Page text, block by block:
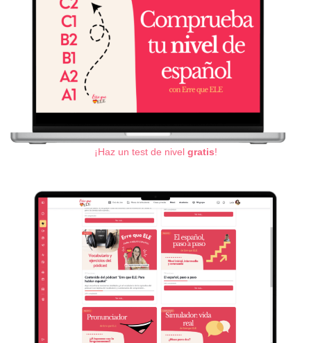
¡Haz un test de nivel gratis!